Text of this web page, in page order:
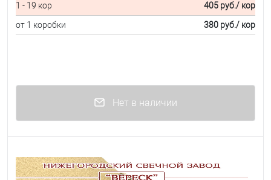
1 - 19 кор 405 руб./ кор
от 1 коробки
380 руб./ кор
Нет в наличии